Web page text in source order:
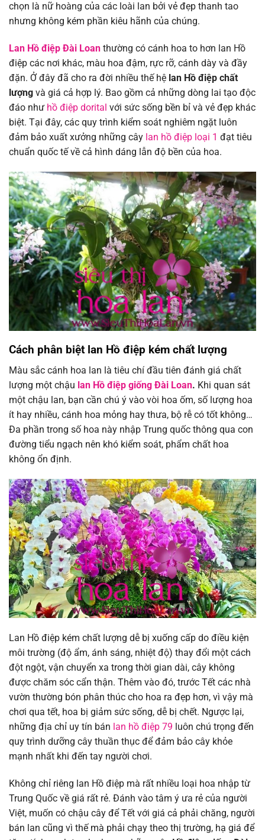
chọn là nữ hoàng của các loài lan bởi vẻ đẹp thanh tao
nhưng không kém phần kiêu hãnh của chúng.
Lan Hồ điệp Đài Loan thường có cánh hoa to hơn lan Hồ
điệp các nơi khác, màu hoa đậm, rực rỡ, cánh dày và đầy
đặn. Ở đây đã cho ra đời nhiều thế hệ lan Hồ điệp chất
lượng và giá cả hợp lý. Bao gồm cả những dòng lai tạo độc
đáo như hồ điệp dorital với sức sống bền bỉ và vẻ đẹp khác
biệt. Tại đây, các quy trình kiểm soát nghiêm ngặt luôn
đảm bảo xuất xưởng những cây lan hồ điệp loại 1 đạt tiêu
chuẩn quốc tế về cả hình dáng lẫn độ bền của hoa.
Cách phân biệt lan Hồ điệp kém chất lượng
Màu sắc cánh hoa lan là tiêu chí đầu tiên đánh giá chất
lượng một chậu lan Hồ điệp giống Đài Loan. Khi quan sát
một chậu lan, bạn cần chú ý vào vòi hoa ốm, số lượng hoa
ít hay nhiều, cánh hoa mỏng hay thưa, bộ rễ có tốt không…
Đa phần trong số hoa này nhập Trung quốc thông qua con
đường tiểu ngạch nên khó kiểm soát, phẩm chất hoa
không ổn định.
Lan Hồ điệp kém chất lượng dễ bị xuống cấp do điều kiện
môi trường (độ ẩm, ánh sáng, nhiệt độ) thay đổi một cách
đột ngột, vận chuyển xa trong thời gian dài, cây không
được chăm sóc cẩn thận. Thêm vào đó, trước Tết các nhà
vườn thường bón phân thúc cho hoa ra đẹp hơn, vì vậy mà
chơi qua tết, hoa bị giảm sức sống, dễ bị chết. Ngược lại,
những địa chỉ uy tín bán lan hồ điệp 79 luôn chú trọng đến
quy trình dưỡng cây thuần thục để đảm bảo cây khỏe
mạnh nhất khi đến tay người chơi.
Không chỉ riêng lan Hồ điệp mà rất nhiều loại hoa nhập từ
Trung Quốc về giá rất rẻ. Đánh vào tâm ý ưa rẻ của người
Việt, muốn có chậu cây để Tết với giá cả phải chăng, người
bán lan cũng vì thế mà phải chạy theo thị trường, hạ giá để